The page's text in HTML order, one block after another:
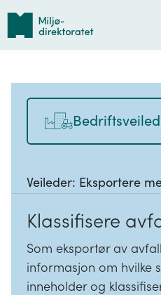
Tilbake
forsiden
Veileder: Eksportere
Klassifisere
Som eksportør av
informasjon om hvilke
inneholder og